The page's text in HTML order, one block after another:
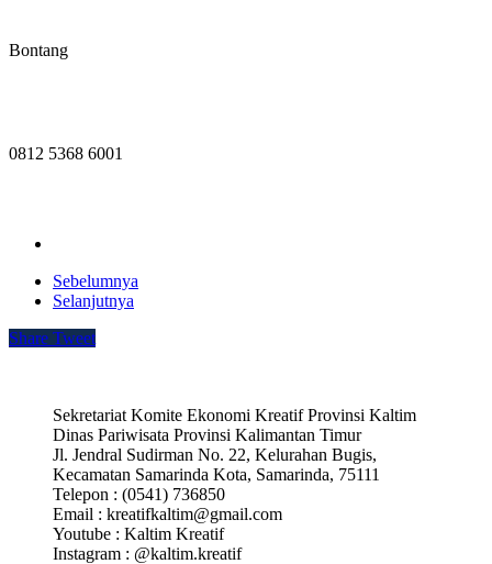
Bontang
0812 5368 6001
Sebelumnya
Selanjutnya
Share Tweet
Sekretariat Komite Ekonomi Kreatif Provinsi Kaltim
Dinas Pariwisata Provinsi Kalimantan Timur
Jl. Jendral Sudirman No. 22, Kelurahan Bugis,
Kecamatan Samarinda Kota, Samarinda, 75111
Telepon : (0541) 736850
Email : kreatifkaltim@gmail.com
Youtube : Kaltim Kreatif
Instagram : @kaltim.kreatif